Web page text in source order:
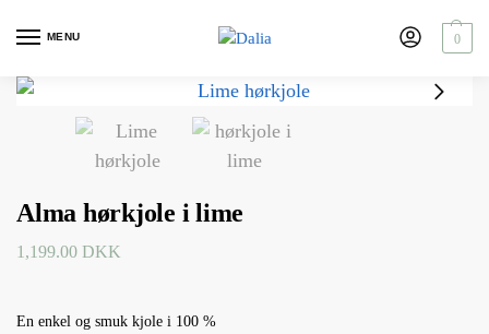
MENU 0
Alma hørkjole i lime
1,199.00 DKK
En enkel og smuk kjole i 100 %